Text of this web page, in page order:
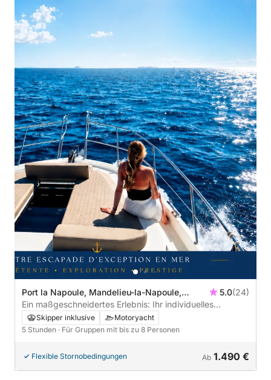
Port la Napoule, Mandelieu-la-Napoule,
Frankreich
5.0(24)
Ein maßgeschneidertes Erlebnis: Ihr individuelles
Abenteuer, 100 % Spaß! (Ab 5 Uhr morgens)
Skipper inklusive
Motoryacht
5 Stunden · Für Gruppen mit bis zu 8 Personen
Flexible Stornobedingungen Ab 1.490 €